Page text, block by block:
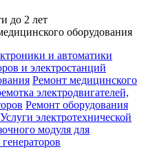
до 2 лет
оборудования
и автоматики
и электростанций
Ремонт медицинского
электродвигателей,
Ремонт оборудования
Услуги электротехнической
модуля для